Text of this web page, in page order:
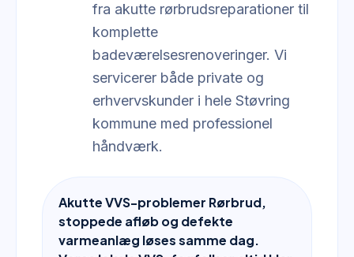
fra akutte rørbrudsreparationer til
komplette
badeværelsesrenoveringer. Vi
servicerer både private og
erhvervskunder i hele Støvring
kommune med professionel
håndværk.
Akutte VVS-problemer Rørbrud,
stoppede afløb og defekte
varmeanlæg løses samme dag.